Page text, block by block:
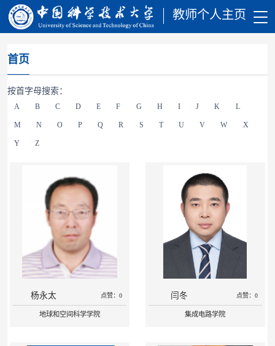
教师个人主页
首页
按首字母搜索：
A B C D E F G H I J K L
M N O P Q R S T U V W X
Y Z
杨永太 点赞：0
地球和空间科学学院
闫冬 点赞：0
集成电路学院